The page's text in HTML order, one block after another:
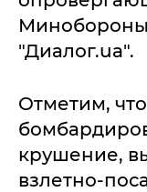
"Диалог.ua".
Отметим,
крушение,
взлетно-